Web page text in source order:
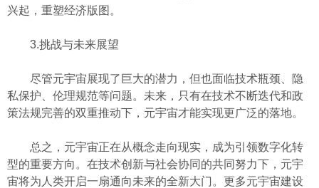
兴起，重塑经济版图。
3.挑战与未来展望
尽管元宇宙展现了巨大的潜力，但也面临技术瓶颈、隐
私保护、伦理规范等问题。未来，只有在技术不断迭代和政
策法规完善的双重推动下，元宇宙才能实现更广泛的落地。
总之，元宇宙正在从概念走向现实，成为引领数字化转
型的重要方向。在技术创新与社会协同的共同努力下，元宇
宙将为人类开启一扇通向未来的全新大门。更多元宇宙建设